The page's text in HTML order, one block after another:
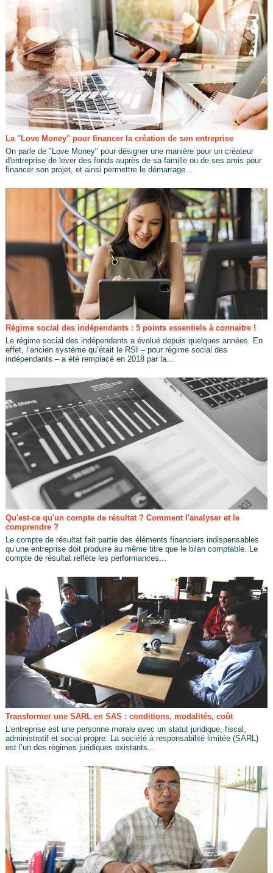
La "Love Money" pour financer la création de son entreprise
On parle de "Love Money" pour désigner une manière pour un créateur
d'entreprise de lever des fonds auprès de sa famille ou de ses amis pour
financer son projet, et ainsi permettre le démarrage...
Régime social des indépendants : 5 points essentiels à connaitre !
Le régime social des indépendants a évolué depuis quelques années. En
effet, l’ancien système qu’était le RSI – pour régime social des
indépendants – a été remplacé en 2018 par la...
Qu'est-ce qu'un compte de résultat ? Comment l'analyser et le
comprendre ?
Le compte de résultat fait partie des éléments financiers indispensables
qu’une entreprise doit produire au même titre que le bilan comptable. Le
compte de résultat reflète les performances...
Transformer une SARL en SAS : conditions, modalités, coût
L’entreprise est une personne morale avec un statut juridique, fiscal,
administratif et social propre. La société à responsabilité limitée (SARL)
est l’un des régimes juridiques existants...